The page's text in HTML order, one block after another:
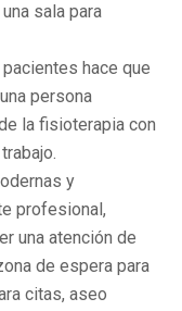
sala para
hace que
persona
la fisioterapia con
y
profesional,
una atención de
de espera para
citas, aseo